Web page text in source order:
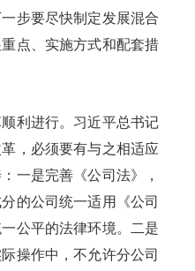
步要尽快制定发展混合
点、实施方式和配套措
利进行。习近平总书记
，必须要有与之相适应
一是完善《公司法》，
的公司统一适用《公司
公平的法律环境。二是
操作中，不允许分公司